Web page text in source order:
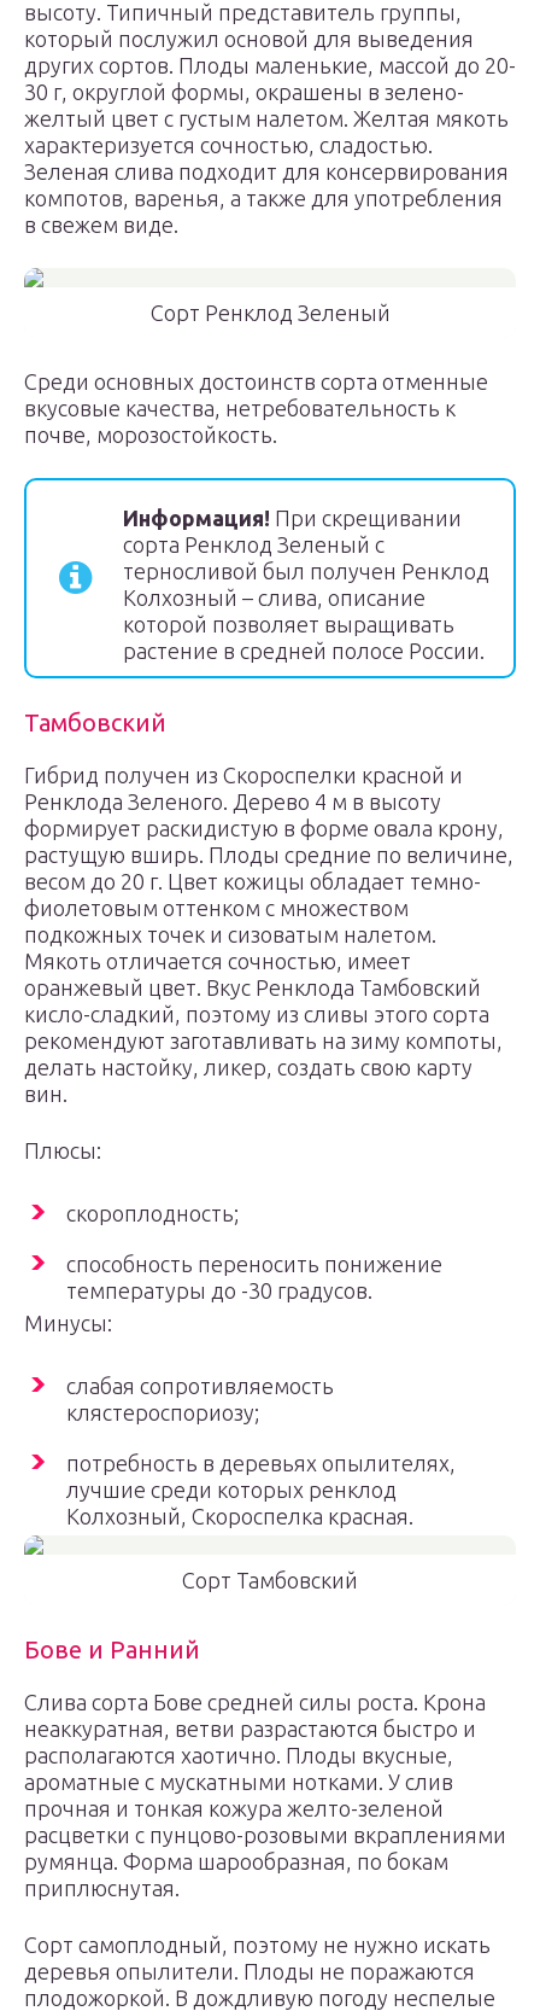
высоту. Типичный представитель группы,
который послужил основой для выведения
других сортов. Плоды маленькие, массой до 20-
30 г, округлой формы, окрашены в зелено-
желтый цвет с густым налетом. Желтая мякоть
характеризуется сочностью, сладостью.
Зеленая слива подходит для консервирования
компотов, варенья, а также для употребления
в свежем виде.
Сорт Ренклод Зеленый
Среди основных достоинств сорта отменные
вкусовые качества, нетребовательность к
почве, морозостойкость.
Информация! При скрещивании
сорта Ренклод Зеленый с
терносливой был получен Ренклод
Колхозный – слива, описание
которой позволяет выращивать
растение в средней полосе России.
Тамбовский
Гибрид получен из Скороспелки красной и
Ренклода Зеленого. Дерево 4 м в высоту
формирует раскидистую в форме овала крону,
растущую вширь. Плоды средние по величине,
весом до 20 г. Цвет кожицы обладает темно-
фиолетовым оттенком с множеством
подкожных точек и сизоватым налетом.
Мякоть отличается сочностью, имеет
оранжевый цвет. Вкус Ренклода Тамбовский
кисло-сладкий, поэтому из сливы этого сорта
рекомендуют заготавливать на зиму компоты,
делать настойку, ликер, создать свою карту
вин.
Плюсы:
скороплодность;
способность переносить понижение
температуры до -30 градусов.
Минусы:
слабая сопротивляемость
клястероспориозу;
потребность в деревьях опылителях,
лучшие среди которых ренклод
Колхозный, Скороспелка красная.
Сорт Тамбовский
Бове и Ранний
Слива сорта Бове средней силы роста. Крона
неаккуратная, ветви разрастаются быстро и
располагаются хаотично. Плоды вкусные,
ароматные с мускатными нотками. У слив
прочная и тонкая кожура желто-зеленой
расцветки с пунцово-розовыми вкраплениями
румянца. Форма шарообразная, по бокам
приплюснутая.
Сорт самоплодный, поэтому не нужно искать
деревья опылители. Плоды не поражаются
плодожоркой. В дождливую погоду неспелые